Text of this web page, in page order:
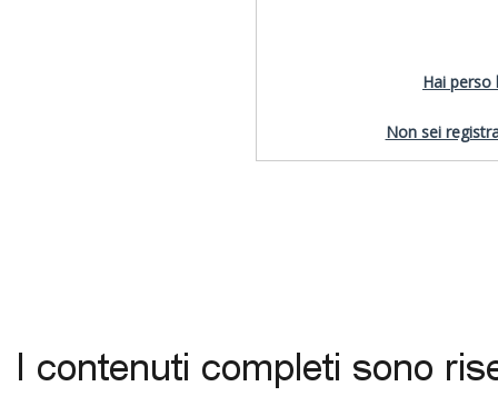
Hai perso
Non sei